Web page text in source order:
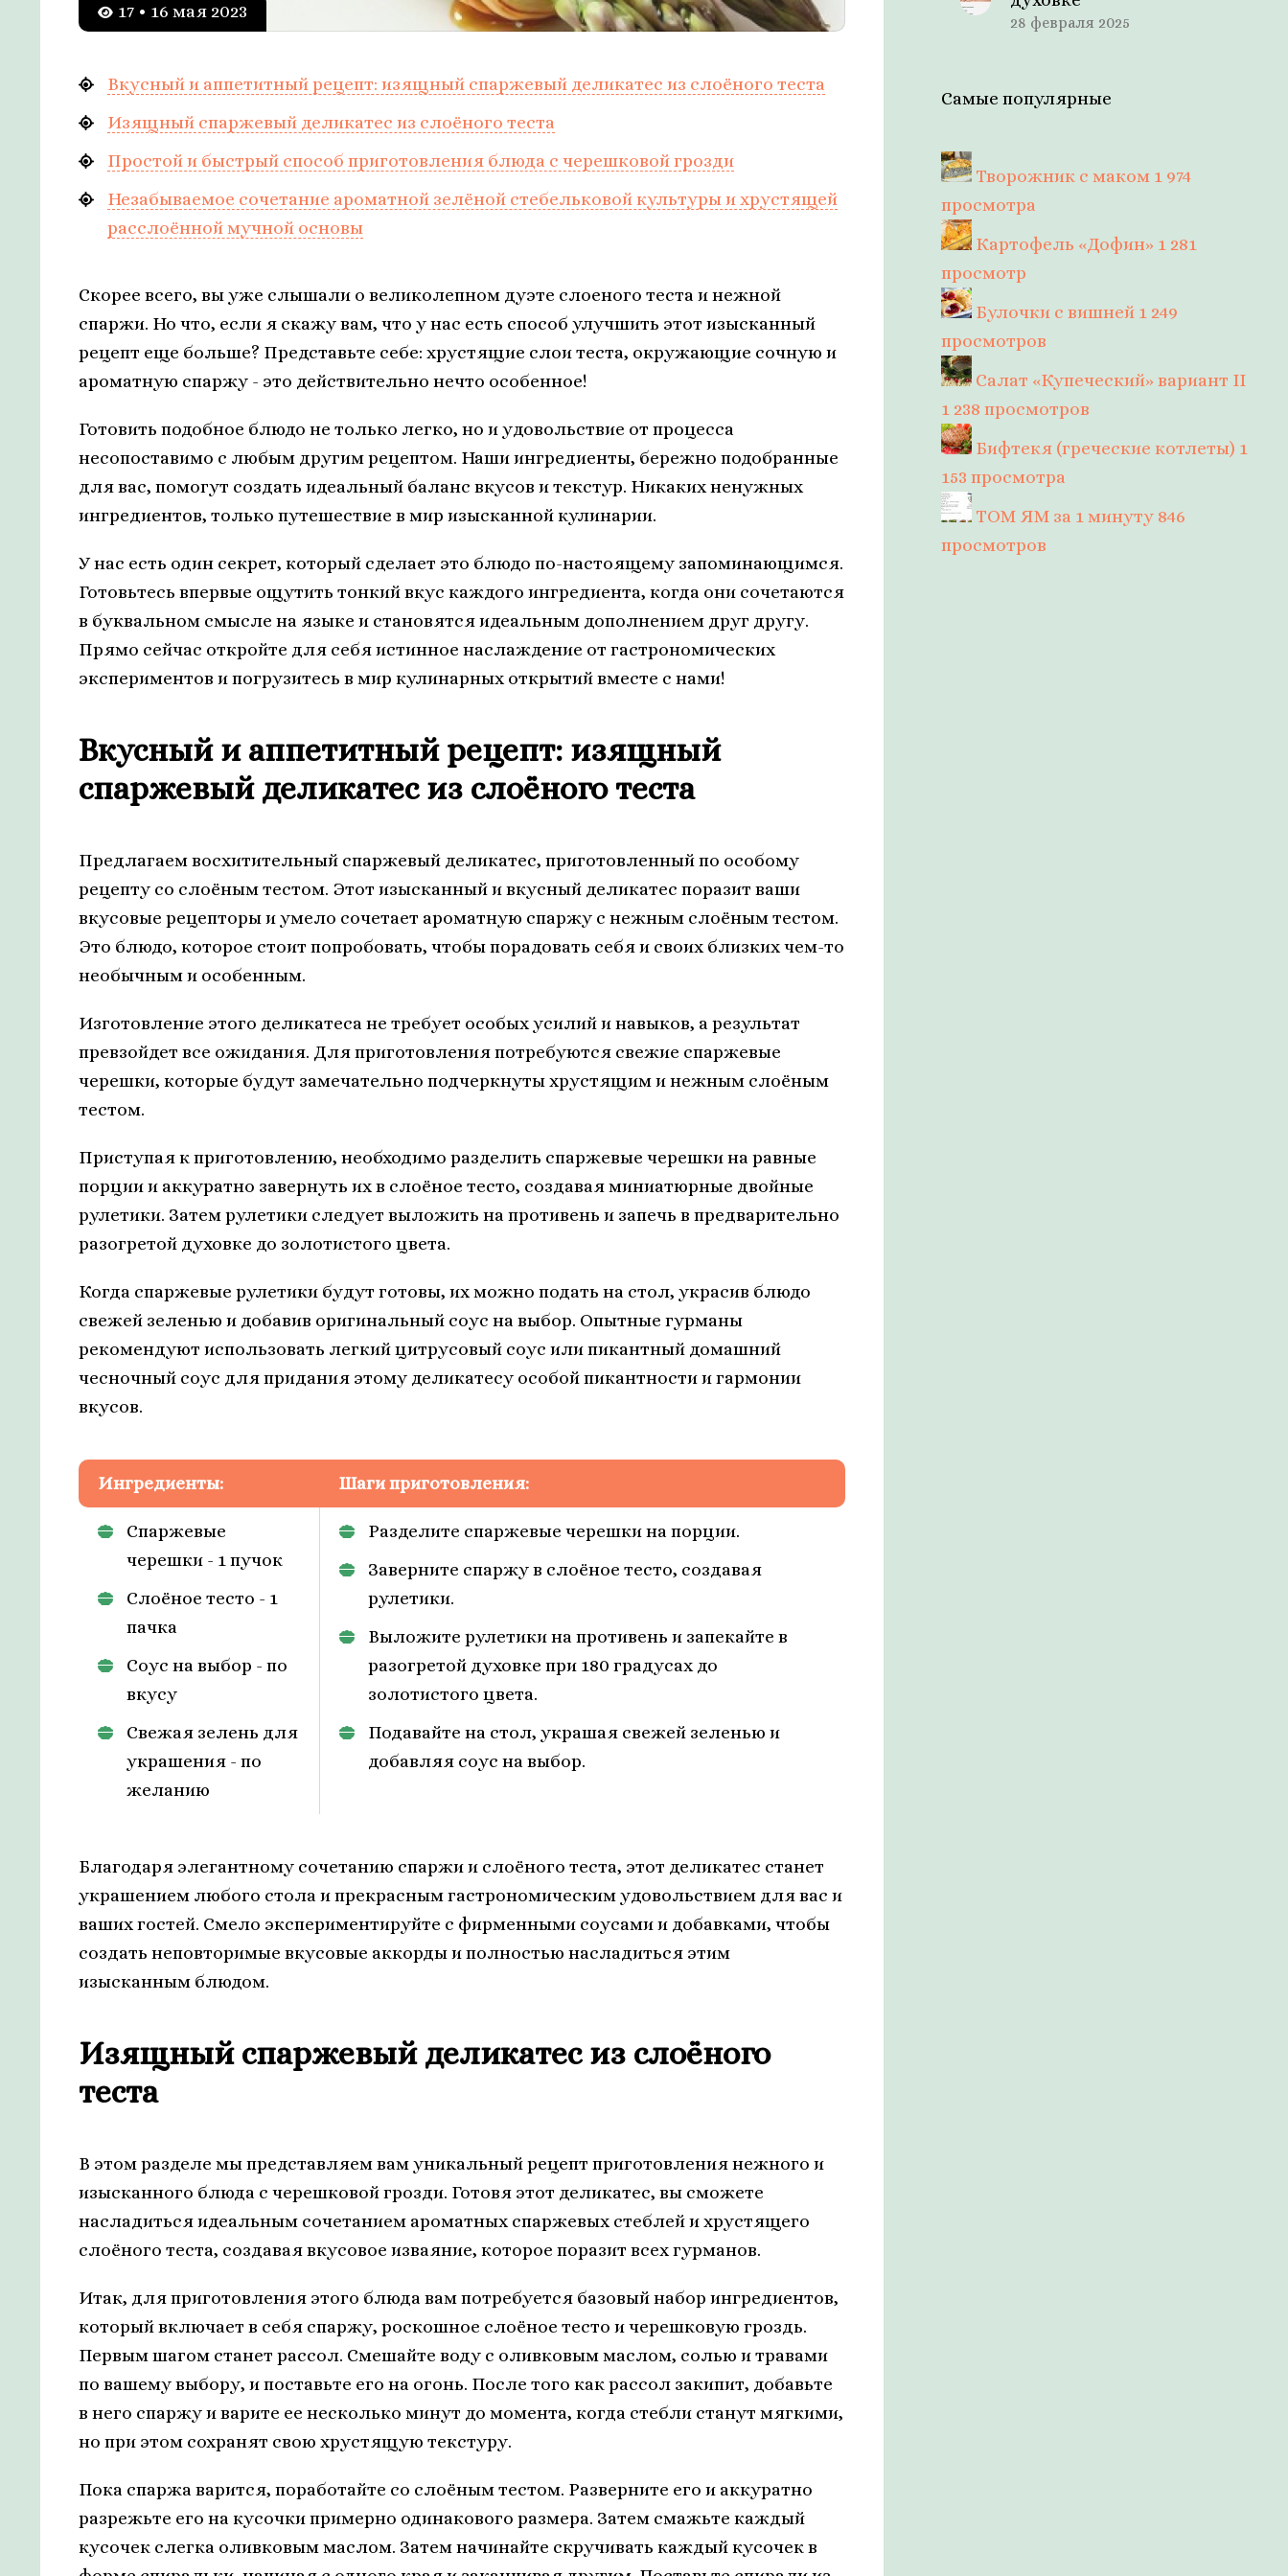
17 • 16 мая 2023
Вкусный и аппетитный рецепт: изящный спаржевый деликатес из слоёного теста
Изящный спаржевый деликатес из слоёного теста
Простой и быстрый способ приготовления блюда с черешковой грозди
Незабываемое сочетание ароматной зелёной стебельковой культуры и хрустящей
расслоённой мучной основы
Скорее всего, вы уже слышали о великолепном дуэте слоеного теста и нежной
спаржи. Но что, если я скажу вам, что у нас есть способ улучшить этот изысканный
рецепт еще больше? Представьте себе: хрустящие слои теста, окружающие сочную и
ароматную спаржу - это действительно нечто особенное!
Готовить подобное блюдо не только легко, но и удовольствие от процесса
несопоставимо с любым другим рецептом. Наши ингредиенты, бережно подобранные
для вас, помогут создать идеальный баланс вкусов и текстур. Никаких ненужных
ингредиентов, только путешествие в мир изысканной кулинарии.
У нас есть один секрет, который сделает это блюдо по-настоящему запоминающимся.
Готовьтесь впервые ощутить тонкий вкус каждого ингредиента, когда они сочетаются
в буквальном смысле на языке и становятся идеальным дополнением друг другу.
Прямо сейчас откройте для себя истинное наслаждение от гастрономических
экспериментов и погрузитесь в мир кулинарных открытий вместе с нами!
Вкусный и аппетитный рецепт: изящный
спаржевый деликатес из слоёного теста
Предлагаем восхитительный спаржевый деликатес, приготовленный по особому
рецепту со слоёным тестом. Этот изысканный и вкусный деликатес поразит ваши
вкусовые рецепторы и умело сочетает ароматную спаржу с нежным слоёным тестом.
Это блюдо, которое стоит попробовать, чтобы порадовать себя и своих близких чем-то
необычным и особенным.
Изготовление этого деликатеса не требует особых усилий и навыков, а результат
превзойдет все ожидания. Для приготовления потребуются свежие спаржевые
черешки, которые будут замечательно подчеркнуты хрустящим и нежным слоёным
тестом.
Приступая к приготовлению, необходимо разделить спаржевые черешки на равные
порции и аккуратно завернуть их в слоёное тесто, создавая миниатюрные двойные
рулетики. Затем рулетики следует выложить на противень и запечь в предварительно
разогретой духовке до золотистого цвета.
Когда спаржевые рулетики будут готовы, их можно подать на стол, украсив блюдо
свежей зеленью и добавив оригинальный соус на выбор. Опытные гурманы
рекомендуют использовать легкий цитрусовый соус или пикантный домашний
чесночный соус для придания этому деликатесу особой пикантности и гармонии
вкусов.
Ингредиенты: Шаги приготовления:
Спаржевые
черешки - 1 пучок
Слоёное тесто - 1
пачка
Соус на выбор - по
вкусу
Свежая зелень для
украшения - по
желанию
Разделите спаржевые черешки на порции.
Заверните спаржу в слоёное тесто, создавая
рулетики.
Выложите рулетики на противень и запекайте в
разогретой духовке при 180 градусах до
золотистого цвета.
Подавайте на стол, украшая свежей зеленью и
добавляя соус на выбор.
Благодаря элегантному сочетанию спаржи и слоёного теста, этот деликатес станет
украшением любого стола и прекрасным гастрономическим удовольствием для вас и
ваших гостей. Смело экспериментируйте с фирменными соусами и добавками, чтобы
создать неповторимые вкусовые аккорды и полностью насладиться этим
изысканным блюдом.
Изящный спаржевый деликатес из слоёного
теста
В этом разделе мы представляем вам уникальный рецепт приготовления нежного и
изысканного блюда с черешковой грозди. Готовя этот деликатес, вы сможете
насладиться идеальным сочетанием ароматных спаржевых стеблей и хрустящего
слоёного теста, создавая вкусовое изваяние, которое поразит всех гурманов.
Итак, для приготовления этого блюда вам потребуется базовый набор ингредиентов,
который включает в себя спаржу, роскошное слоёное тесто и черешковую гроздь.
Первым шагом станет рассол. Смешайте воду с оливковым маслом, солью и травами
по вашему выбору, и поставьте его на огонь. После того как рассол закипит, добавьте
в него спаржу и варите ее несколько минут до момента, когда стебли станут мягкими,
но при этом сохранят свою хрустящую текстуру.
Пока спаржа варится, поработайте со слоёным тестом. Разверните его и аккуратно
разрежьте его на кусочки примерно одинакового размера. Затем смажьте каждый
кусочек слегка оливковым маслом. Затем начинайте скручивать каждый кусочек в
28 февраля 2025
Самые популярные
Творожник с маком 1 974
просмотра
Картофель «Дофин» 1 281
просмотр
Булочки с вишней 1 249
просмотров
Салат «Купеческий» вариант II
1 238 просмотров
Бифтекя (греческие котлеты) 1
153 просмотра
ТОМ ЯМ за 1 минуту 846
просмотров